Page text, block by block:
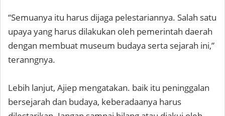
“Semuanya itu harus dijaga pelestariannya. Salah satu
upaya yang harus dilakukan oleh pemerintah daerah
dengan membuat museum budaya serta sejarah ini,”
teranngnya.
Lebih lanjut, Ajiep mengatakan. baik itu peninggalan
bersejarah dan budaya, keberadaanya harus